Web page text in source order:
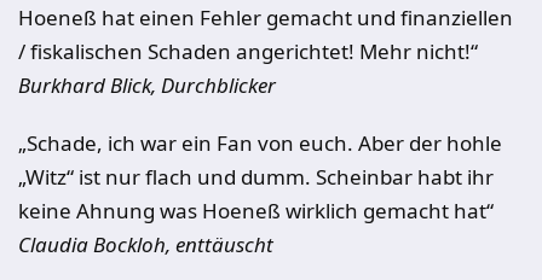
Hoeneß hat einen Fehler gemacht und finanziellen
/ fiskalischen Schaden angerichtet! Mehr nicht!“
Burkhard Blick, Durchblicker
„Schade, ich war ein Fan von euch. Aber der hohle
„Witz“ ist nur flach und dumm. Scheinbar habt ihr
keine Ahnung was Hoeneß wirklich gemacht hat“
Claudia Bockloh, enttäuscht